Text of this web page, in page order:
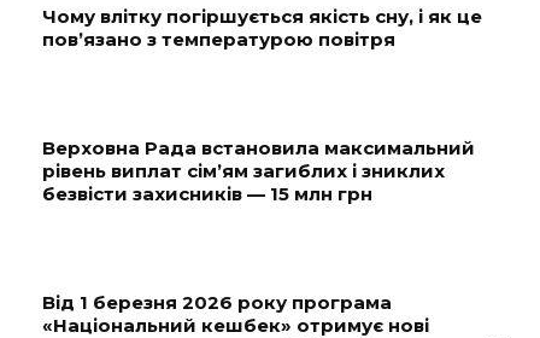
Чому влітку погіршується якість сну, і як це
пов’язано з температурою повітря
Верховна Рада встановила максимальний
рівень виплат сім’ям загиблих і зниклих
безвісти захисників — 15 млн грн
Від 1 березня 2026 року програма
«Національний кешбек» отримує нові